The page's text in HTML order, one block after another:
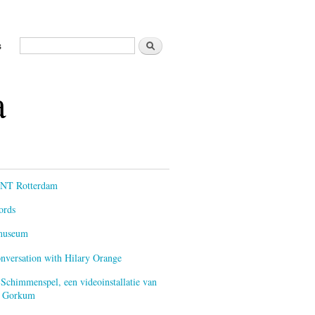
Zoekveld
Zoeken
Rotterdam
with Hilary Orange
een videoinstallatie van
Gorkum